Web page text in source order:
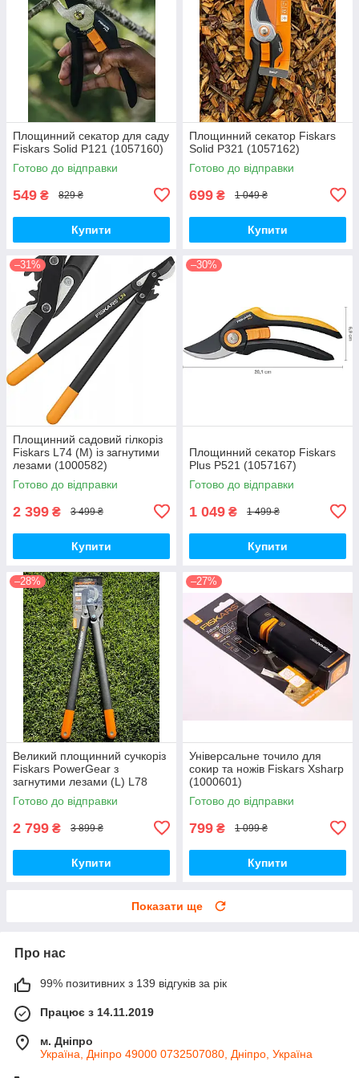
Площинний секатор для саду
Fiskars Solid P121 (1057160)
Готово до відправки
549 ₴ 829 ₴
Купити
Площинний секатор Fiskars
Solid P321 (1057162)
Готово до відправки
699 ₴ 1 049 ₴
Купити
–31%
Площинний садовий гілкоріз
Fiskars L74 (M) із загнутими
лезами (1000582)
Готово до відправки
2 399 ₴ 3 499 ₴
Купити
–30%
Площинний секатор Fiskars
Plus P521 (1057167)
Готово до відправки
1 049 ₴ 1 499 ₴
Купити
–28%
Великий площинний сучкоріз
Fiskars PowerGear з
загнутими лезами (L) L78
112590
Готово до відправки
2 799 ₴ 3 899 ₴
Купити
–27%
Універсальне точило для
сокир та ножів Fiskars Xsharp
(1000601)
Готово до відправки
799 ₴ 1 099 ₴
Купити
Показати ще
Про нас
99% позитивних з 139 відгуків за рік
Працює з 14.11.2019
м. Дніпро
Україна, Дніпро 49000 0732507080, Дніпро, Україна